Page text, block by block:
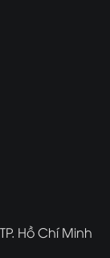
Hồ Chí Minh